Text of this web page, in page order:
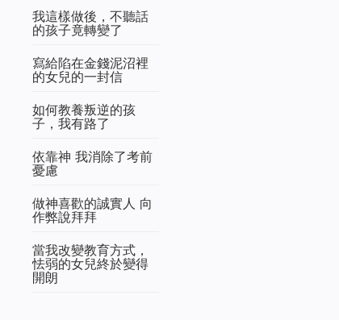
我這樣做後，不聽話
的孩子竟轉變了
寫給陷在金錢泥沼裡
的女兒的一封信
如何教養叛逆的孩
子，我有路了
依靠神 我消除了考前
憂慮
做神喜歡的誠實人 向
作弊說拜拜
當我改變教育方式，
怯弱的女兒終於變得
開朗